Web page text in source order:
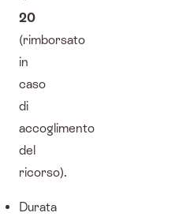
20
(rimborsato
in
caso
di
accoglimento
del
ricorso).
Durata